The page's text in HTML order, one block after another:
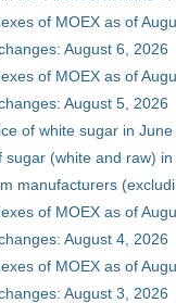
of MOEX as of
August 6, 2026
of MOEX as of
August 5, 2026
of white sugar in
(white and raw)
manufacturers
of MOEX as of
August 4, 2026
of MOEX as of
August 3, 2026